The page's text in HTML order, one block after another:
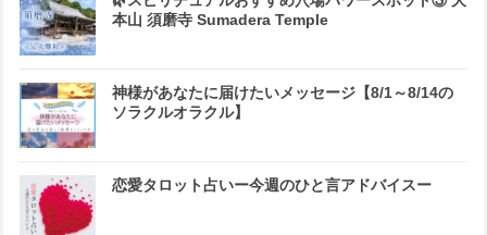
本山 須磨寺 Sumadera Temple
神様があなたに届けたいメッセージ【8/1～8/14の
ソラクルオラクル】
恋愛タロット占いー今週のひと言アドバイスー